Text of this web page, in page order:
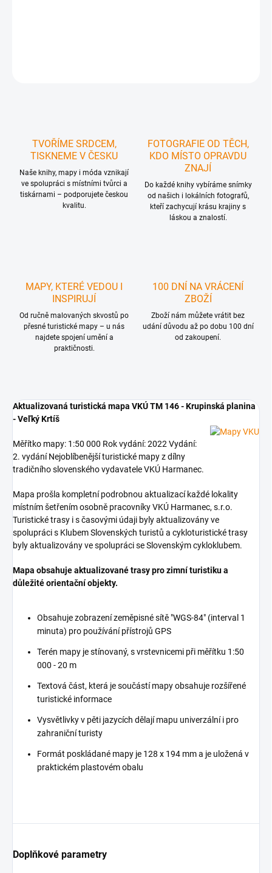
TVOŘÍME SRDCEM,
TISKNEME V ČESKU
Naše knihy, mapy i móda vznikají
ve spolupráci s místními tvůrci a
tiskárnami – podporujete českou
kvalitu.
FOTOGRAFIE OD TĚCH,
KDO MÍSTO OPRAVDU
ZNAJÍ
Do každé knihy vybíráme snímky
od našich i lokálních fotografů,
kteří zachycují krásu krajiny s
láskou a znalostí.
MAPY, KTERÉ VEDOU I
INSPIRUJÍ
Od ručně malovaných skvostů po
přesné turistické mapy – u nás
najdete spojení umění a
praktičnosti.
100 DNÍ NA VRÁCENÍ
ZBOŽÍ
Zboží nám můžete vrátit bez
udání důvodu až po dobu 100 dní
od zakoupení.
Aktualizovaná turistická mapa VKÚ TM 146 - Krupinská planina
- Veľký Krtíš
Měřítko mapy: 1:50 000 Rok vydání: 2022 Vydání:
2. vydání Nejoblíbenější turistické mapy z dílny
tradičního slovenského vydavatele VKÚ Harmanec.
Mapa prošla kompletní podrobnou aktualizací každé lokality
místním šetřením osobně pracovníky VKÚ Harmanec, s.r.o.
Turistické trasy i s časovými údaji byly aktualizovány ve
spolupráci s Klubem Slovenských turistů a cykloturistické trasy
byly aktualizovány ve spolupráci se Slovenským cykloklubem.
Mapa obsahuje aktualizované trasy pro zimní turistiku a
důležité orientační objekty.
Obsahuje zobrazení zeměpisné sítě "WGS-84" (interval 1
minuta) pro používání přístrojů GPS
Terén mapy je stínovaný, s vrstevnicemi při měřítku 1:50
000 - 20 m
Textová část, která je součástí mapy obsahuje rozšířené
turistické informace
Vysvětlivky v pěti jazycích dělají mapu univerzální i pro
zahraniční turisty
Formát poskládané mapy je 128 x 194 mm a je uložená v
praktickém plastovém obalu
Doplňkové parametry